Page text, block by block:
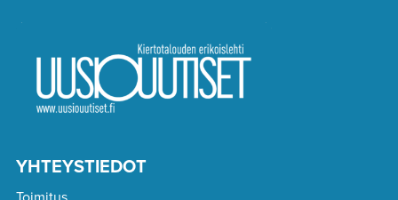
YHTEYSTIEDOT